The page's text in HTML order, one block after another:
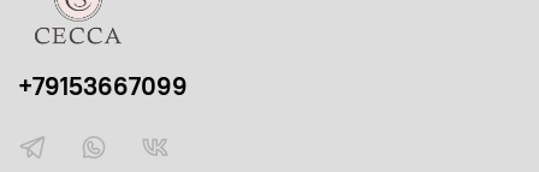
+79153667099